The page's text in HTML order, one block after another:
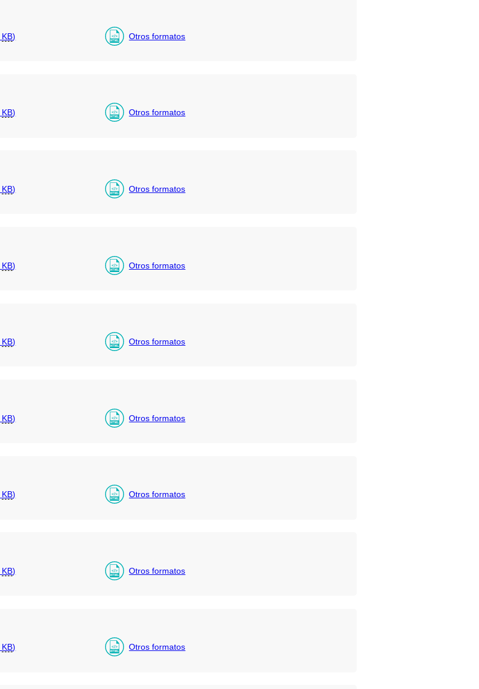
KB) Otros formatos
KB) Otros formatos
KB) Otros formatos
KB) Otros formatos
KB) Otros formatos
KB) Otros formatos
KB) Otros formatos
KB) Otros formatos
KB) Otros formatos